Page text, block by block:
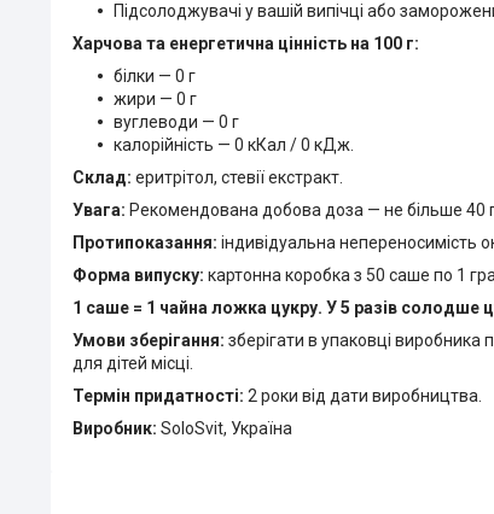
Підсолоджувачі у вашій випічці або
Харчова та енергетична цінність на 100 г:
білки — 0 г
жири — 0 г
вуглеводи — 0 г
калорійність — 0 кКал / 0 кДж.
Склад: еритрітол, стевії екстракт.
Увага: Рекомендована добова доза — не більше
Протипоказання: індивідуальна непереносимість
Форма випуску: картонна коробка з 50 саше по 1
1 саше = 1 чайна ложка цукру. У 5 разів солодше
Умови зберігання: зберігати в упаковці виробника
для дітей місці.
Термін придатності: 2 роки від дати виробництва.
Виробник: SoloSvit, Україна